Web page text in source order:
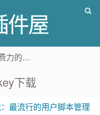
件屋
筛选推荐
下载
最流行的用户脚本管理